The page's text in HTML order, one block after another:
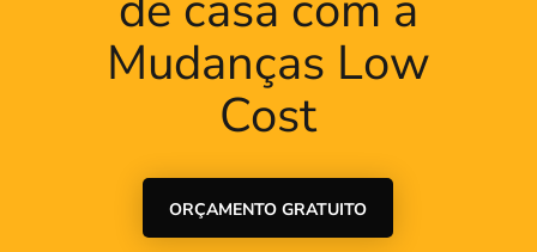
Mudanças Low
Cost
ORÇAMENTO GRATUITO